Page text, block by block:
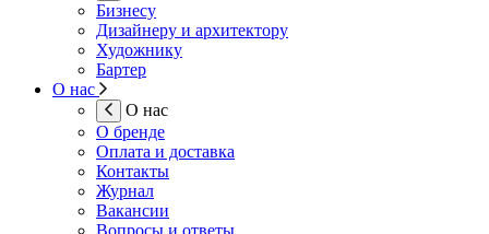
Бизнесу
Дизайнеру и архитектору
Художнику
Бартер
О нас
О нас
О бренде
Оплата и доставка
Контакты
Журнал
Вакансии
Вопросы и ответы